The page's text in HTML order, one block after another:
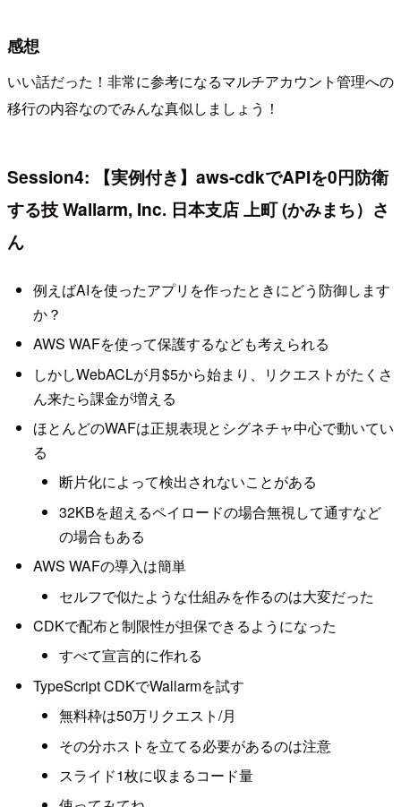
感想
いい話だった！非常に参考になるマルチアカウント管理への
移行の内容なのでみんな真似しましょう！
Session4: 【実例付き】aws-cdkでAPIを0円防衛
する技 Wallarm, Inc. 日本支店 上町 (かみまち）さ
ん
例えばAIを使ったアプリを作ったときにどう防御します
か？
AWS WAFを使って保護するなども考えられる
しかしWebACLが月$5から始まり、リクエストがたくさ
ん来たら課金が増える
ほとんどのWAFは正規表現とシグネチャ中心で動いてい
る
断片化によって検出されないことがある
32KBを超えるペイロードの場合無視して通すなど
の場合もある
AWS WAFの導入は簡単
セルフで似たような仕組みを作るのは大変だった
CDKで配布と制限性が担保できるようになった
すべて宣言的に作れる
TypeScript CDKでWallarmを試す
無料枠は50万リクエスト/月
その分ホストを立てる必要があるのは注意
スライド1枚に収まるコード量